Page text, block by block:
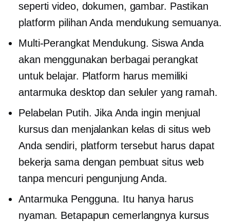
seperti video, dokumen, gambar. Pastikan
platform pilihan Anda mendukung semuanya.
Multi-PerangkatMendukung. Siswa Anda
akan menggunakan berbagai perangkat
untuk belajar. Platform harus memiliki
antarmuka desktop dan seluler yang ramah.
Pelabelan Putih. Jika Anda ingin menjual
kursus dan menjalankan kelas di situs web
Anda sendiri, platform tersebut harus dapat
bekerja sama dengan pembuat situs web
tanpa mencuri pengunjung Anda.
Antarmuka Pengguna. Itu hanya harus
nyaman. Betapapun cemerlangnya kursus